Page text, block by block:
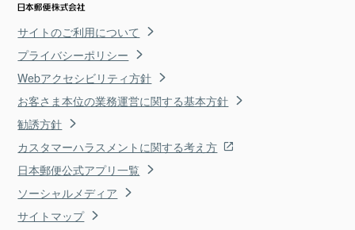
サイトのご利用について
プライバシーポリシー
Webアクセシビリティ方針
お客さま本位の業務運営に関する基本方針
勧誘方針
カスタマーハラスメントに関する考え方
日本郵便公式アプリ一覧
ソーシャルメディア
サイトマップ